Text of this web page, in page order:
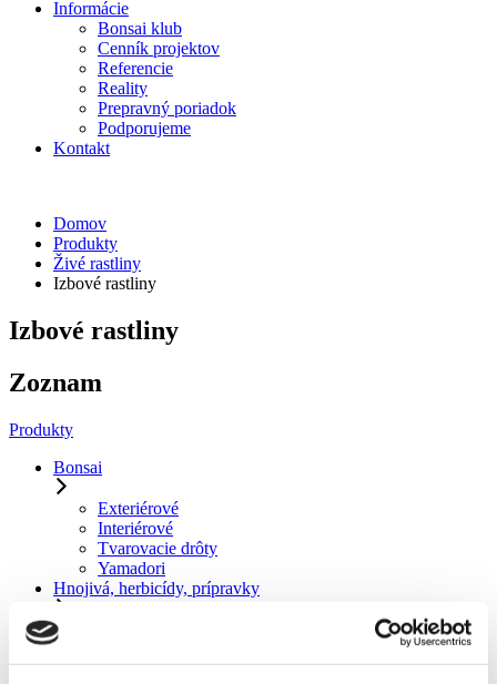
Informácie
Bonsai klub
Cenník projektov
Referencie
Reality
Prepravný poriadok
Podporujeme
Kontakt
Domov
Produkty
Živé rastliny
Izbové rastliny
Izbové rastliny
Zoznam
Produkty
Bonsai
Exteriérové
Interiérové
Tvarovacie drôty
Yamadori
Hnojivá, herbicídy, prípravky